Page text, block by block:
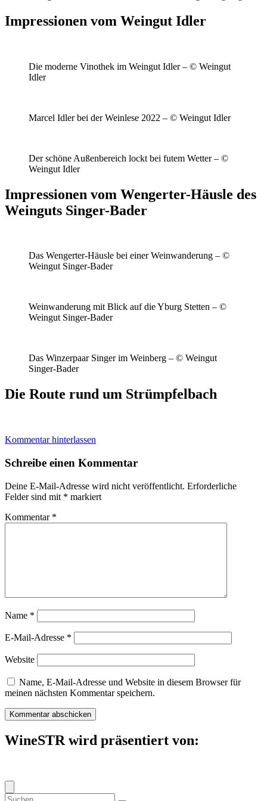
Impressionen vom Weingut Idler
Die moderne Vinothek im Weingut Idler – © Weingut
Idler
Marcel Idler bei der Weinlese 2022 – © Weingut Idler
Der schöne Außenbereich lockt bei futem Wetter – ©
Weingut Idler
Impressionen vom Wengerter-Häusle des
Weinguts Singer-Bader
Das Wengerter-Häusle bei einer Weinwanderung – ©
Weingut Singer-Bader
Weinwanderung mit Blick auf die Yburg Stetten – ©
Weingut Singer-Bader
Das Winzerpaar Singer im Weinberg – © Weingut
Singer-Bader
Die Route rund um Strümpfelbach
Kommentar hinterlassen
Schreibe einen Kommentar
Deine E-Mail-Adresse wird nicht veröffentlicht. Erforderliche
Felder sind mit * markiert
Kommentar *
Name *
E-Mail-Adresse *
Website
Name, E-Mail-Adresse und Website in diesem Browser für
meinen nächsten Kommentar speichern.
WineSTR wird präsentiert von:
Suche